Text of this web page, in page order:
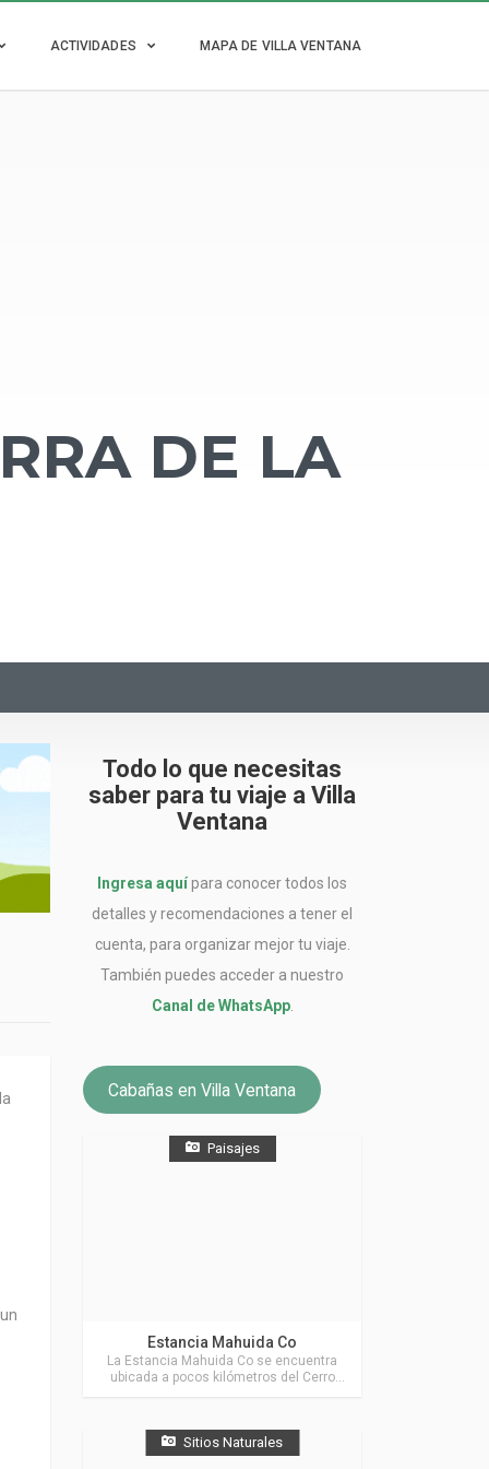
ACTIVIDADES MAPA DE VILLA VENTANA
DE LA
Todo lo que necesitas
saber para tu viaje a Villa
Ventana
Ingresa aquípara conocer todos los
detalles y recomendaciones a tener el
cuenta, para organizar mejor tu viaje.
También puedes acceder a nuestro
Canal de WhatsApp.
Cabañas en Villa Ventana
Paisajes
Actividades en Villa Ventana
Estancia Mahuida Co
La Estancia Mahuida Co se encuentra
ubicada a pocos kilómetros del Cerro
Sitios Naturales